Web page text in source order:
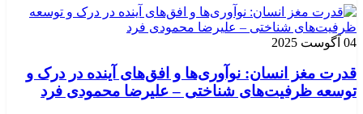
04 آگوست 2025
قدرت مغز انسان: نوآوری‌ها و افق‌های آینده در درک و
توسعه ظرفیت‌های شناختی – علیرضا محمودی فرد